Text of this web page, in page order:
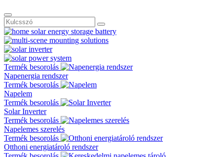
Termék besorolás
Napenergia rendszer
Termék besorolás
Napelem
Termék besorolás
Solar Inverter
Termék besorolás
Napelemes szerelés
Termék besorolás
Otthoni energiatároló rendszer